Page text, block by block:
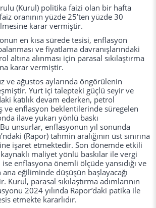
(Kurul) politika faizi olan bir hafta
oranının yüzde 25’ten yüzde 30
karar vermiştir.
en kısa sürede tesisi, enflasyon
ve fiyatlama davranışlarındaki
altına alınması için parasal sıkılaştırma
karar vermiştir.
ve ağustos aylarında öngörülenin
Yurt içi talepteki güçlü seyir ve
katılık devam ederken, petrol
ve enflasyon beklentilerinde süregelen
ilave yukarı yönlü baskı
unsurlar, enflasyonun yıl sonunda
(Rapor) tahmin aralığının üst sınırına
işaret etmektedir. Son dönemde etkili
maliyet yönlü baskılar ile vergi
enflasyona önemli ölçüde yansıdığı ve
eğiliminde düşüşün başlayacağı
parasal sıkılaştırma adımlarının
2024 yılında Rapor’daki patika ile
etmekte kararlıdır.